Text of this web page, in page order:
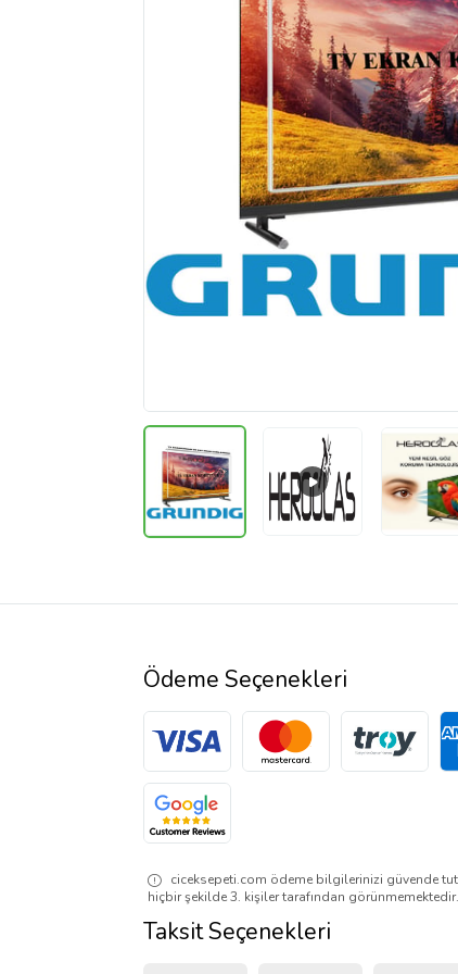
Ödeme Seçenekleri
ciceksepeti.com ödeme bilgilerinizi güvende
hiçbir şekilde 3. kişiler tarafından görünmemektedir.
Taksit Seçenekleri